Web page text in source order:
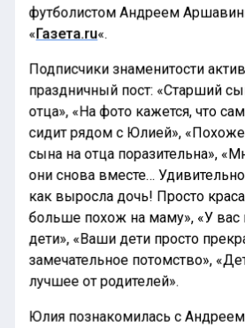
футболистом Андреем
«Газета.ru«.
Подписчики знаменитости
праздничный пост: «Старший
отца», «На фото кажется, что
сидит рядом с Юлией»,
сына на отца поразительна»,
они снова вместе…
как выросла дочь! Просто
больше похож на маму», «У вас
дети», «Ваши дети просто
замечательное потомство»,
лучшее от родителей».
Юлия познакомилась с Андреем